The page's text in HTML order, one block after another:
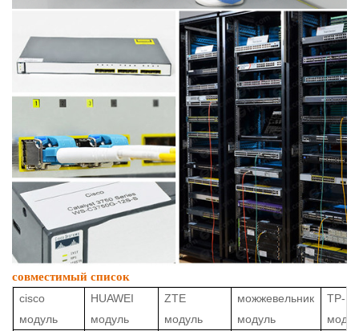
совместимый список
cisco
модуль
HUAWEI
модуль
ZTE
модуль
можжевельник
модуль
TP-